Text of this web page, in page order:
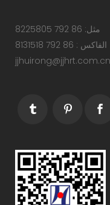
مثل: 86 792 8225805
الفاكس : 86 792 8131518